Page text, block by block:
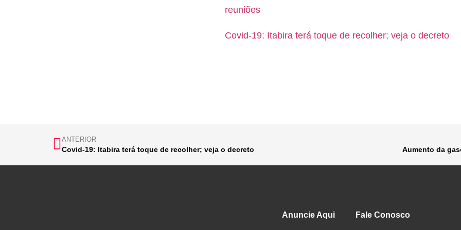
reuniões
Covid-19: Itabira terá toque de recolher; veja o decreto
ANTERIOR
Covid-19: Itabira terá toque de recolher; veja o decreto Aumento da
Anuncie Aqui Fale Conosco